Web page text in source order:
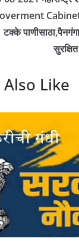
पाणीसाठा,पैनगंगा
Like